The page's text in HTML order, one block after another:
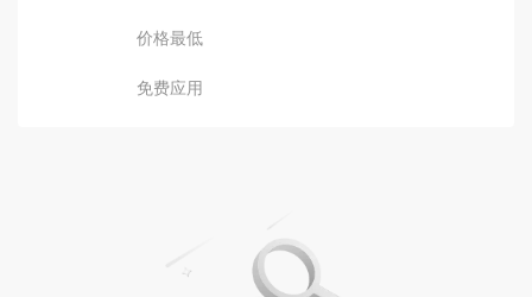
价格最低
免费应用